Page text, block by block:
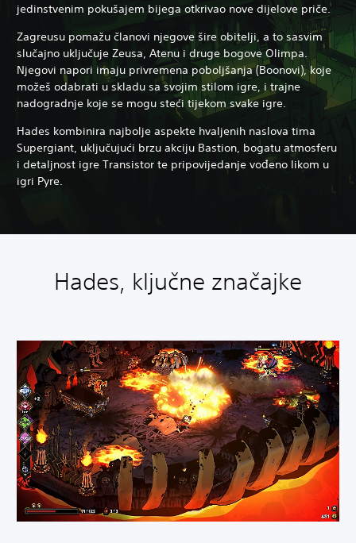
jedinstvenim pokušajem bijega otkrivao nove dijelove priče.
Zagreusu pomažu članovi njegove šire obitelji, a to sasvim
slučajno uključuje Zeusa, Atenu i druge bogove Olimpa.
Njegovi napori imaju privremena poboljšanja (Boonovi), koje
možeš odabrati u skladu sa svojim stilom igre, i trajne
nadogradnje koje se mogu steći tijekom svake igre.
Hades kombinira najbolje aspekte hvaljenih naslova tima
Supergiant, uključujući brzu akciju Bastion, bogatu atmosferu
i detaljnost igre Transistor te pripovijedanje vođeno likom u
igri Pyre.
Hades, ključne značajke